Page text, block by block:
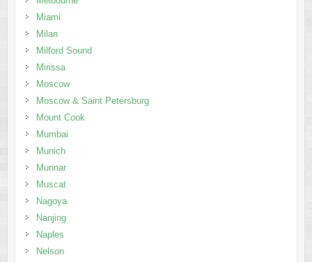
Miami
Milan
Milford Sound
Mirissa
Moscow
Moscow & Saint Petersburg
Mount Cook
Mumbai
Munich
Munnar
Muscat
Nagoya
Nanjing
Naples
Nelson